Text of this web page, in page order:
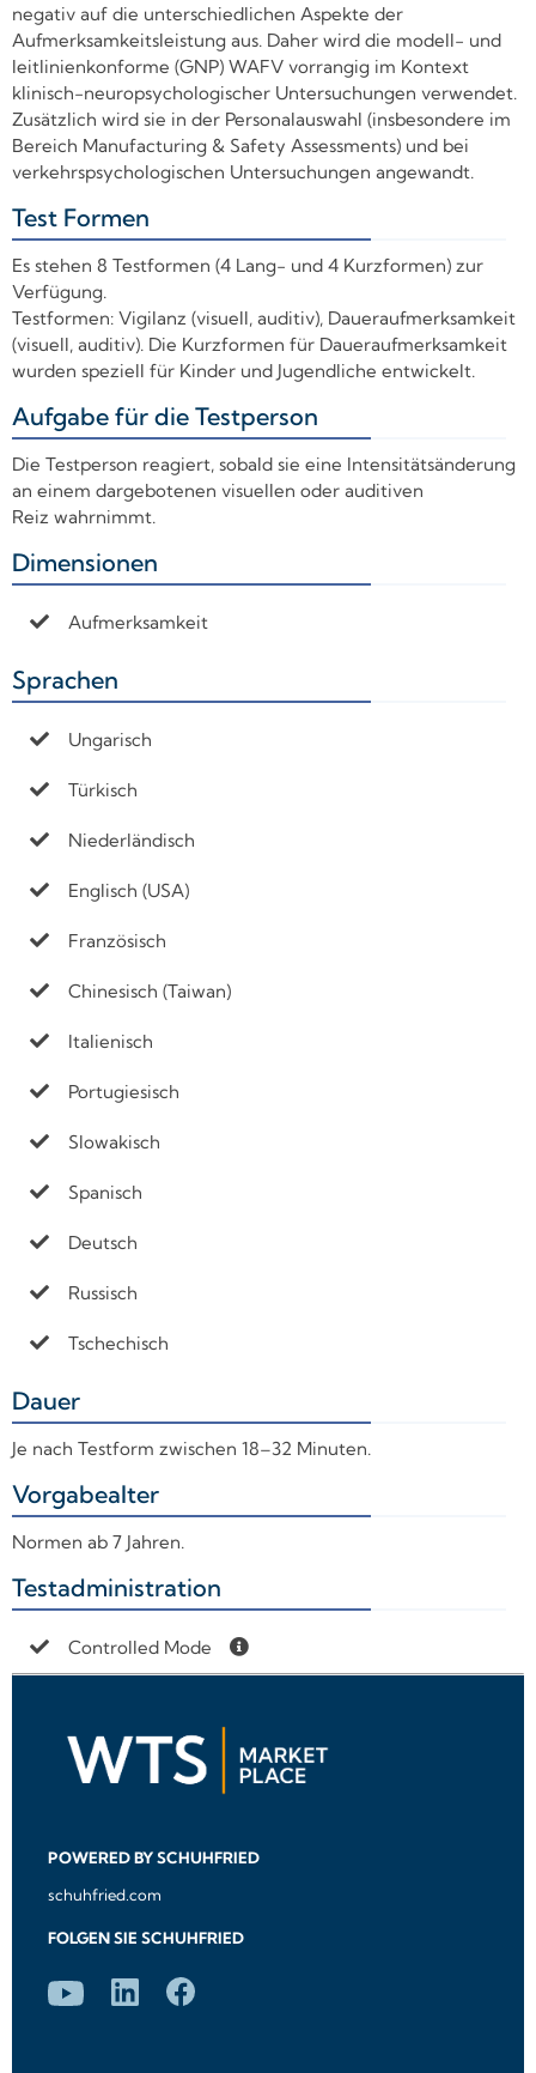
negativ auf die unterschiedlichen Aspekte der
Aufmerksamkeitsleistung aus. Daher wird die modell- und
leitlinienkonforme (GNP) WAFV vorrangig im Kontext
klinisch-neuropsychologischer Untersuchungen verwendet.
Zusätzlich wird sie in der Personalauswahl (insbesondere im
Bereich Manufacturing & Safety Assessments) und bei
verkehrspsychologischen Untersuchungen angewandt.
Test Formen
Es stehen 8 Testformen (4 Lang- und 4 Kurzformen) zur
Verfügung.
Testformen: Vigilanz (visuell, auditiv), Daueraufmerksamkeit
(visuell, auditiv). Die Kurzformen für Daueraufmerksamkeit
wurden speziell für Kinder und Jugendliche entwickelt.
Aufgabe für die Testperson
Die Testperson reagiert, sobald sie eine Intensitätsänderung
an einem dargebotenen visuellen oder auditiven
Reiz wahrnimmt.
Dimensionen
Aufmerksamkeit
Sprachen
Ungarisch
Türkisch
Niederländisch
Englisch (USA)
Französisch
Chinesisch (Taiwan)
Italienisch
Portugiesisch
Slowakisch
Spanisch
Deutsch
Russisch
Tschechisch
Dauer
Je nach Testform zwischen 18–32 Minuten.
Vorgabealter
Normen ab 7 Jahren.
Testadministration
Controlled Mode
POWERED BY SCHUHFRIED
schuhfried.com
FOLGEN SIE SCHUHFRIED